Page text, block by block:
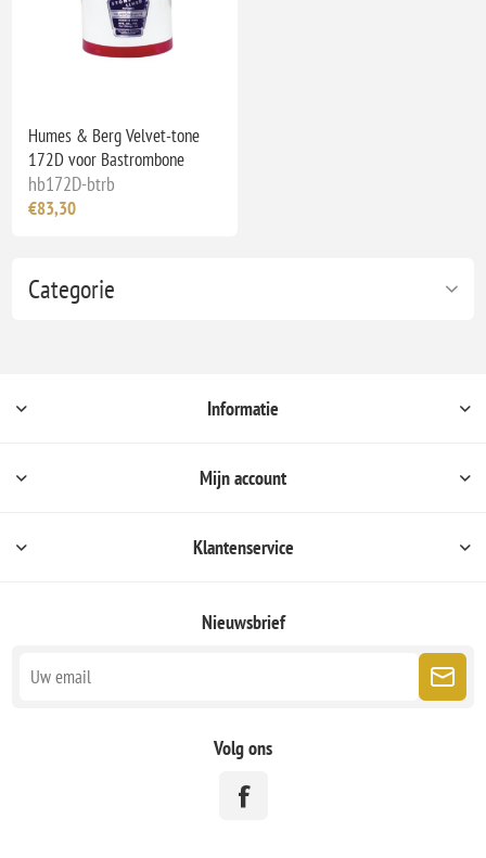
Categorie
Humes & Berg Velvet-tone
172D voor Bastrombone
hb172D-btrb
€83,30
Informatie
Mijn account
Klantenservice
Nieuwsbrief
Volg ons